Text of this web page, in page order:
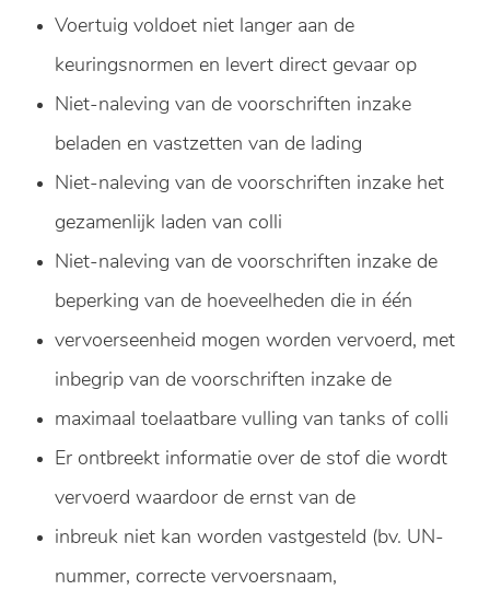
Voertuig voldoet niet langer aan de
keuringsnormen en levert direct gevaar op
Niet-naleving van de voorschriften inzake
beladen en vastzetten van de lading
Niet-naleving van de voorschriften inzake het
gezamenlijk laden van colli
Niet-naleving van de voorschriften inzake de
beperking van de hoeveelheden die in één
vervoerseenheid mogen worden vervoerd, met
inbegrip van de voorschriften inzake de
maximaal toelaatbare vulling van tanks of colli
Er ontbreekt informatie over de stof die wordt
vervoerd waardoor de ernst van de
inbreuk niet kan worden vastgesteld (bv. UN-
nummer, correcte vervoersnaam,